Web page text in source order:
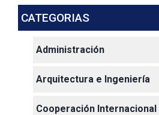
CATEGORIAS
Administración
Arquitectura e Ingeniería
Cooperación Internacional